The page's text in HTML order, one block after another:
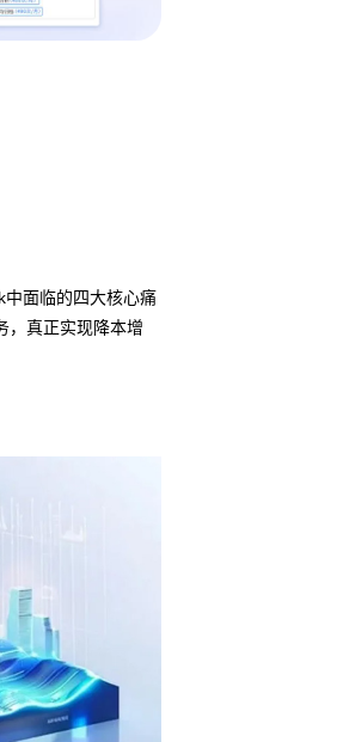
面临的四大核心痛
，真正实现降本增